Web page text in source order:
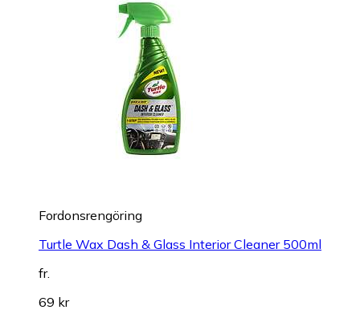
Fordonsrengöring
Turtle Wax Dash & Glass Interior Cleaner 500ml
fr.
69 kr